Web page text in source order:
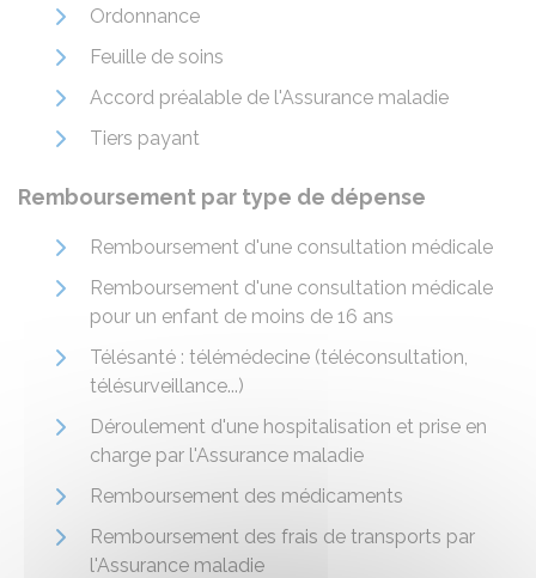
Ordonnance
Feuille de soins
Accord préalable de l'Assurance maladie
Tiers payant
Remboursement par type de dépense
Remboursement d'une consultation médicale
Remboursement d'une consultation médicale
pour un enfant de moins de 16 ans
Télésanté : télémédecine (téléconsultation,
télésurveillance...)
Déroulement d'une hospitalisation et prise en
charge par l'Assurance maladie
Remboursement des médicaments
Remboursement des frais de transports par
l'Assurance maladie